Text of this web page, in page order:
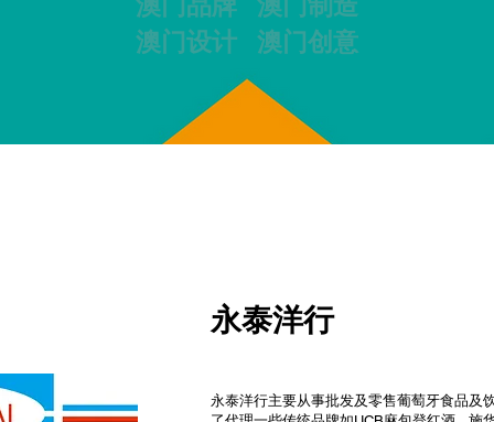
澳门设计 澳门创意
永泰洋行
永泰洋行主要从事批发及零售葡萄牙食品及